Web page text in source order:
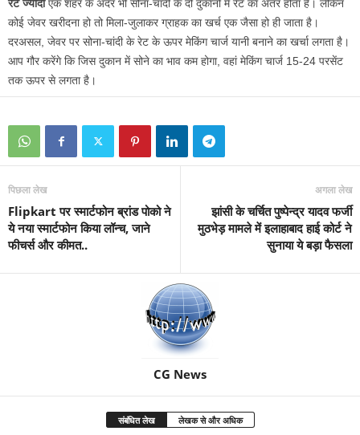
रेट ज्यादाएक शहर के अंदर भी सोना-चांदी के दो दुकानों में रेट का अंतर होता है। लेकिन
कोई जेवर खरीदना हो तो मिला-जुलाकर ग्राहक का खर्च एक जैसा हो ही जाता है।
दरअसल, जेवर पर सोना-चांदी के रेट के ऊपर मेकिंग चार्ज यानी बनाने का खर्चा लगता है।
आप गौर करेंगे कि जिस दुकान में सोने का भाव कम होगा, वहां मेकिंग चार्ज 15-24 परसेंट
तक ऊपर से लगता है।
पिछला लेख
Flipkart पर स्मार्टफोन ब्रांड पोको ने
ये नया स्मार्टफोन किया लॉन्च, जाने
फीचर्स और कीमत..
अगला लेख
झांसी के चर्चित पुष्पेन्द्र यादव फर्जी
मुठभेड़ मामले में इलाहाबाद हाई कोर्ट ने
सुनाया ये बड़ा फैसला
CG News
संबंधित लेख लेखक से और अधिक